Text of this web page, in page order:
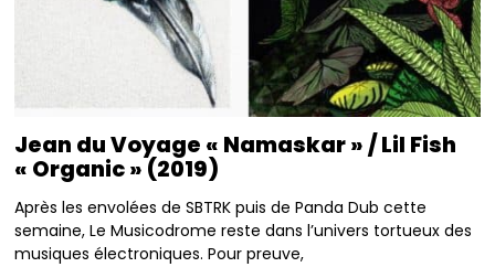
Jean du Voyage « Namaskar » / Lil Fish
« Organic » (2019)
Après les envolées de SBTRK puis de Panda Dub cette
semaine, Le Musicodrome reste dans l’univers tortueux des
musiques électroniques. Pour preuve,